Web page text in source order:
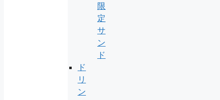
限
定
サ
ン
ド
ド
リ
ン